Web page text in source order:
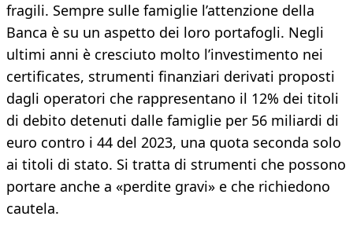
fragili. Sempre sulle famiglie l’attenzione della
Banca è su un aspetto dei loro portafogli. Negli
ultimi anni è cresciuto molto l’investimento nei
certificates, strumenti finanziari derivati proposti
dagli operatori che rappresentano il 12% dei titoli
di debito detenuti dalle famiglie per 56 miliardi di
euro contro i 44 del 2023, una quota seconda solo
ai titoli di stato. Si tratta di strumenti che possono
portare anche a «perdite gravi» e che richiedono
cautela.